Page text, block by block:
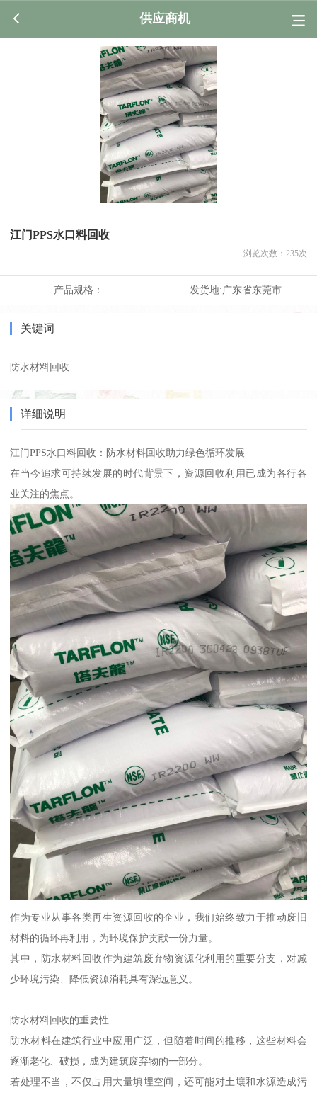
供应商机
江门PPS水口料回收
浏览次数： 235次
产品规格： 发货地:广东省东莞市
关键词
防水材料回收
详细说明
江门PPS水口料回收：防水材料回收助力绿色循环发展
在当今追求可持续发展的时代背景下，资源回收利用已成为各行各
业关注的焦点。
作为专业从事各类再生资源回收的企业，我们始终致力于推动废旧
材料的循环再利用，为环境保护贡献一份力量。
其中，防水材料回收作为建筑废弃物资源化利用的重要分支，对减
少环境污染、降低资源消耗具有深远意义。
防水材料回收的重要性
防水材料在建筑行业中应用广泛，但随着时间的推移，这些材料会
逐渐老化、破损，成为建筑废弃物的一部分。
若处理不当，不仅占用大量填埋空间，还可能对土壤和水源造成污